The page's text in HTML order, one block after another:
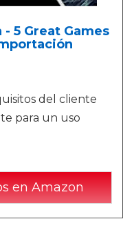
5 Great Games
del cliente
para un uso
en Amazon